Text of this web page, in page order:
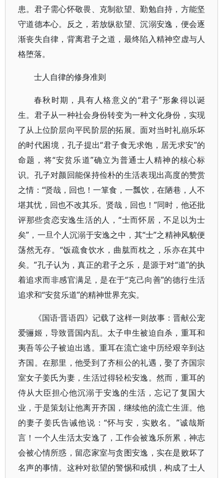
患。君子需心怀敬畏、克制欲望、勤勉自持，方能坚
守道德本心。反之，若放纵欲望、沉溺安逸，便会逐
渐丧失自律，背离君子之道，最终陷入精神空虚与人
格堕落。
士人自律的修身准则
春秋时期，具有人格意义的“君子”形象得以诞
生。君子从一种社会身份转变为一种文化身份，实现
了从上位阶层向平民阶层的拓展。面对当时礼崩乐坏
的时代困境，孔子提出“君子食无求饱，居无求安”的
命题，将“安贫乐道”确立为普通士人精神的核心标
识。孔子对颜回能保持俭朴的生活表现出高度的赞赏
之情：“贤哉，回也！一箪食，一瓢饮，在陋巷，人不
堪其忧，回也不改其乐。贤哉，回也！”同时，他还批
评那些贪恋安逸生活的人，“士而怀居，不足以为士
矣”，一旦个人沉溺于安逸之中，其“士”之精神风貌便
荡然无存。“饭疏食饮水，曲肱而枕之，乐亦在其中
矣。”孔子认为，真正的君子之乐，是源于对“道”的执
着追求而非感官满足，是在于“克己向善”的德行生活
追求和“安贫乐道”的精神世界充实。
《国语·晋语四》记载了这样一则故事：晋献公宠
爱骊姬，导致晋国内乱。太子申生被迫自杀，重耳和
夷吾等公子被迫出逃。重耳在流亡途中历经艰辛到达
齐国。在那里，他受到了齐桓公的礼遇，娶了齐国宗
室女子姜氏为妻，生活过得轻松安逸。然而，重耳的
侍从大臣担心他沉溺于安逸的生活，忘记了复国大
业，于是策划让他离开齐国，继续他的流亡生涯。他
的妻子姜氏告诫他说：“怀与安，实败名。”诚哉斯
言！一个人生活太安逸了，工作会被逸乐所累，神志
会被心情所惑，留恋家室与贪图安逸，实在是败坏了
名声的事情。这种对欲望的警惕和戒惧，构成了士人